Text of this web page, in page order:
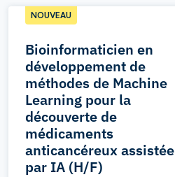
Bioinformaticien en
développement de
méthodes de Machine
Learning pour la
découverte de
médicaments
anticancéreux assistée
par IA (H/F)
NOUVEAU